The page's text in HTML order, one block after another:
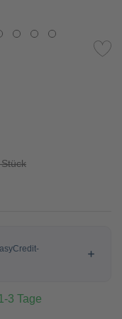
3 Tage